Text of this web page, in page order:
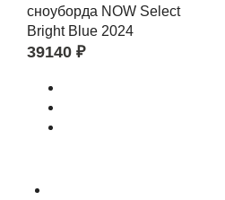
сноуборда NOW Select
Bright Blue 2024
39140 ₽